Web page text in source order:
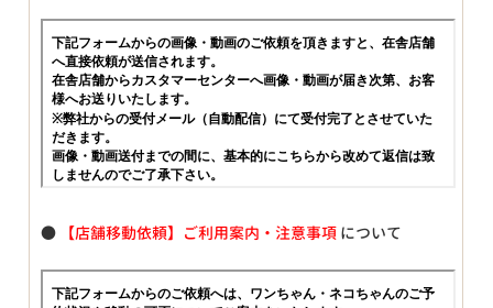
● 【店舗移動依頼】ご利用案内・注意事項 について